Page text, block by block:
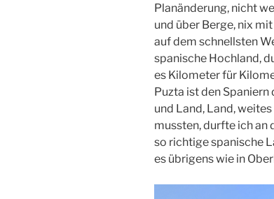
Planänderung, nicht
und über Berge, nix
auf dem schnellsten
spanische Hochland,
es Kilometer für
Puzta ist den
und Land, Land,
mussten, durfte ich an
so richtige spanische
es übrigens wie in